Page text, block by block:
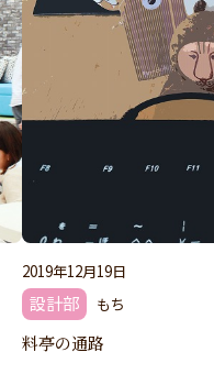
2019年12月19日
設計部 もち
料亭の通路